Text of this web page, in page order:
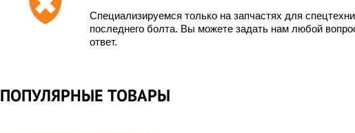
Специализируемся только на запчастях для
последнего болта. Вы можете задать нам любой
ответ.
ПОПУЛЯРНЫЕ ТОВАРЫ